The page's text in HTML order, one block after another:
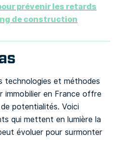
prévenir les retards
de construction
technologies et méthodes
immobilier en France offre
potentialités. Voici
qui mettent en lumière la
évoluer pour surmonter